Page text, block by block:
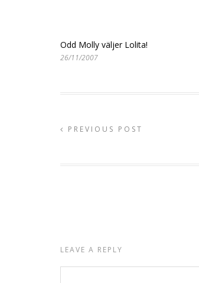
Odd Molly väljer Lolita!
26/11/2007
PREVIOUS POST
LEAVE A REPLY